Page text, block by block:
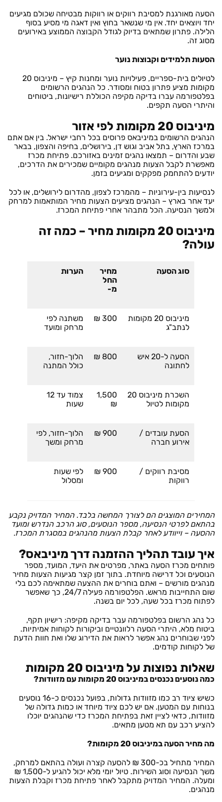
הסעה מאורגנת למסיבת רווקים או רווקות מבטיחה שכולם מגיעים
יחד ויוצאים יחד. אין מי שנשאר בחוץ ואין דאגה מי מסיע בסוף
הלילה. פתרון שמתאים בדיוק לגודל הקבוצה הממוצע באירועים
מסוג זה.
הסעות תלמידים וקבוצות נוער
לטיולים בית-ספריים, פעילויות נוער ומחנות קיץ – מיניבוס 20
מקומות מציע פתרון בטוח ומסודר. כל הנהגים הרשומים
בפלטפורמה עברו בדיקה מקיפה הכוללת רישיונות, ביטוחים
והיתרי הסעה תקפים.
מיניבוס 20 מקומות לפי אזור
הנהגים הרשומים במיניבאס פרוסים בכל רחבי ישראל. בין אם אתם
במרכז הארץ, בתל אביב וגוש דן, בירושלים, בחיפה והצפון, בבאר
שבע והדרום – תמצאו נהגים זמינים באזורכם. פתיחת מכרז
מאפשרת לקבל הצעות מנהגים מקומיים שמכירים את הדרכים,
יודעים להתחמק מפקקים ומגיעים בזמן.
לנסיעות בין-עירוניות – מהמרכז לצפון, מהדרום לירושלים, או לכל
יעד אחר בארץ – הנהגים מציעים הצעות מחיר המותאמות למרחק
ולמשך הנסיעה. הכל מתבהר אחרי פתיחת המכרז.
מיניבוס 20 מקומות מחיר – כמה זה
עולה?
סוג הסעה
מחיר
החל
מ-
הערות
מיניבוס 20 מקומות
לנתב"ג
300 ₪
משתנה לפי
מרחק ומועד
הסעה ל-20 איש
לחתונה
800 ₪
הלוך-חזור,
כולל המתנה
השכרת מיניבוס 20
מקומות לטיול
1,500
₪
צמוד עד 12
שעות
הסעת עובדים /
אירוע חברה
900 ₪
הלוך-חזור, לפי
מרחק ומשך
מסיבת רווקים /
רווקות
900 ₪
לפי שעות
ומסלול
המחירים המוצגים הם לצורך המחשה בלבד. המחיר המדויק נקבע
בהתאם לפרטי הנסיעה, מספר הנוסעים, סוג הרכב הנדרש ומועד
ההסעה – וייוודע לאחר קבלת הצעות מהנהגים במסגרת המכרז.
איך עובד תהליך ההזמנה דרך מיניבאס?
פותחים מכרז הסעה באתר, מפרטים את היעד, המועד, מספר
הנוסעים וכל דרישה מיוחדת. בתוך זמן קצר מגיעות הצעות מחיר
מנהגים מורשים – ואתם בוחרים את ההצעה שמתאימה לכם בלי
שום התחייבות מראש. הפלטפורמה פעילה 24/7, כך שאפשר
לפתוח מכרז בכל שעה, לכל יום בשנה.
כל נהג הרשום בפלטפורמה עבר בדיקה מקיפה: רישיון תקף,
ביטוח מלא, היתרי הסעה רלוונטיים וביקורות לקוחות אמיתיות.
לפני שבוחרים נהג אפשר לראות את הדירוג שלו ואת חוות הדעת
של לקוחות קודמים.
שאלות נפוצות על מיניבוס 20 מקומות
כמה נוסעים נכנסים במיניבוס 20 מקומות עם מזוודות?
כשיש ציוד רב כמו מזוודות גדולות, בפועל נכנסים כ-16 נוסעים
בנוחות עם המטען. אם יש לכם ציוד מיוחד או כמות גדולה של
מזוודות, כדאי לציין זאת בפתיחת המכרז כדי שהנהגים יוכלו
להציע רכב עם תא מטען מתאים.
מה מחיר הסעה במיניבוס 20 מקומות?
המחיר מתחיל בכ-300 ₪ להסעה קצרה ועולה בהתאם למרחק,
משך הנסיעה וסוג השירות. טיול יומי מלא יכול להגיע ל-1,500 ₪
ומעלה. המחיר המדויק מתקבל לאחר פתיחת מכרז וקבלת הצעות
מנהגים.